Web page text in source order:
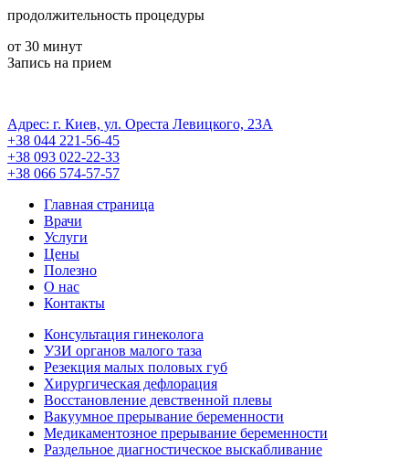
продолжительность процедуры
от 30 минут
Запись на прием
Адрес: г. Киев, ул. Ореста Левицкого, 23А
+38 044 221-56-45
+38 093 022-22-33
+38 066 574-57-57
Главная страница
Врачи
Услуги
Цены
Полезно
О нас
Контакты
Консультация гинеколога
УЗИ органов малого таза
Резекция малых половых губ
Хирургическая дефлорация
Восстановление девственной плевы
Вакуумное прерывание беременности
Медикаментозное прерывание беременности
Раздельное диагностическое выскабливание